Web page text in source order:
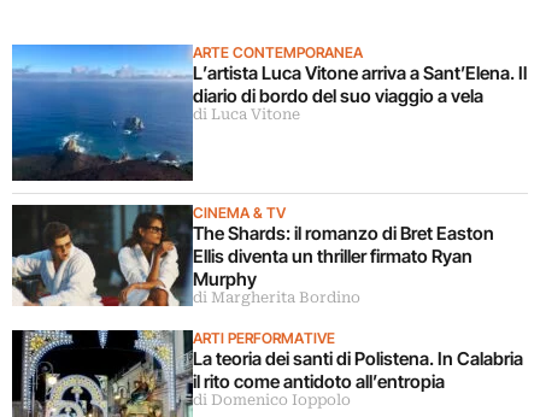
ARTE CONTEMPORANEA
L’artista Luca Vitone arriva a Sant’Elena. Il
diario di bordo del suo viaggio a vela
di Luca Vitone
CINEMA & TV
The Shards: il romanzo di Bret Easton
Ellis diventa un thriller firmato Ryan
Murphy
di Margherita Bordino
ARTI PERFORMATIVE
La teoria dei santi di Polistena. In Calabria
il rito come antidoto all’entropia
di Domenico Ioppolo